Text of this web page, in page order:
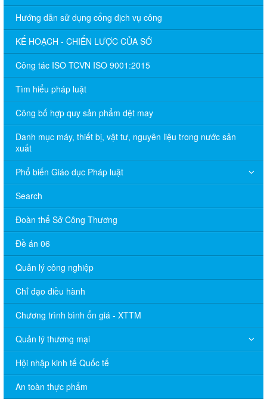
Hướng dẫn sử dụng cổng dịch vụ công
KẾ HOẠCH - CHIẾN LƯỢC CỦA SỞ
Công tác ISO TCVN ISO 9001:2015
Tìm hiểu pháp luật
Công bố hợp quy sản phẩm dệt may
Danh mục máy, thiết bị, vật tư, nguyên liệu trong nước sản
xuất
Phổ biến Giáo dục Pháp luật
Search
Đoàn thể Sở Công Thương
Đề án 06
Quản lý công nghiệp
Chỉ đạo điều hành
Chương trình bình ổn giá - XTTM
Quản lý thương mại
Hội nhập kinh tế Quốc tế
An toàn thực phẩm